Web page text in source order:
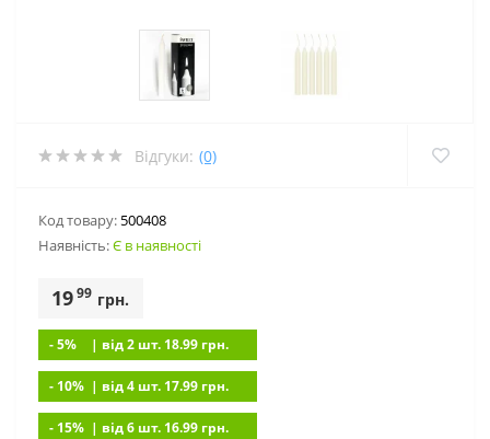
Відгуки: (0)
Код товару: 500408
Наявність:Є в наявності
1999 грн.
- 5% | вiд 2 шт. 18.99 грн.
- 10% | вiд 4 шт. 17.99 грн.
- 15% | вiд 6 шт. 16.99 грн.